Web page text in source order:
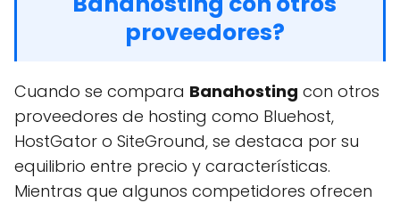
proveedores?
Cuando se compara Banahosting con otros
proveedores de hosting como Bluehost,
HostGator o SiteGround, se destaca por su
equilibrio entre precio y características.
Mientras que algunos competidores ofrecen